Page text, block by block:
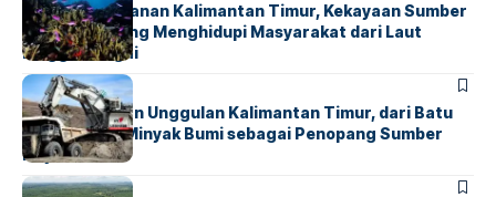
Potensi Perikanan Kalimantan Timur, Kekayaan Sumber
Daya Alam yang Menghidupi Masyarakat dari Laut
hingga Sungai
HUMANIORA
Pertambangan Unggulan Kalimantan Timur, dari Batu
Bara hingga Minyak Bumi sebagai Penopang Sumber
Daya Alam
HUMANIORA